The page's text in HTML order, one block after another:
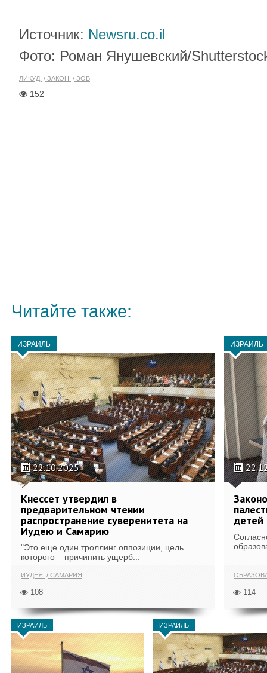
Источник: Newsru.co.il
Фото: Роман Янушевский/
ЛИКУД ЗАКОН ЗОВ
152
Читайте также:
ИЗРАИЛЬ
22.10.2025
Кнессет утвердил в
предварительном чтении
распространение суверенитета на
Иудею и Самарию
"Это еще один троллинг оппозиции, цель
которого – причинить ущерб...
ИУДЕЯ САМАРИЯ
108
ИЗРАИЛЬ
детей
114
ИЗРАИЛЬ ИЗРАИЛЬ